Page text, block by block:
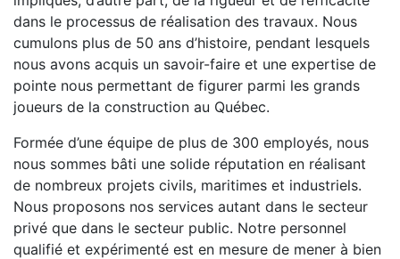
dans le processus de réalisation des travaux. Nous
cumulons plus de 50 ans d’histoire, pendant lesquels
nous avons acquis un savoir-faire et une expertise de
pointe nous permettant de figurer parmi les grands
joueurs de la construction au Québec.
Formée d’une équipe de plus de 300 employés, nous
nous sommes bâti une solide réputation en réalisant
de nombreux projets civils, maritimes et industriels.
Nous proposons nos services autant dans le secteur
privé que dans le secteur public. Notre personnel
qualifié et expérimenté est en mesure de mener à bien